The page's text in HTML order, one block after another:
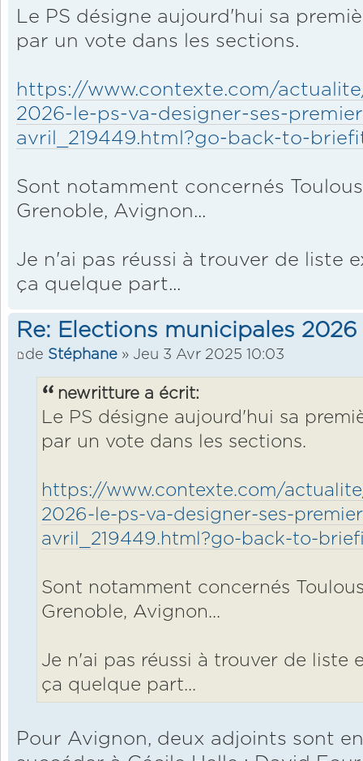
Le PS désigne aujourd'hui sa
par un vote dans les sections.
https://www.contexte.com/
2026-le-ps-va-designer-ses-
avril_219449.html?go-back-to-
Sont notamment concernés
Grenoble, Avignon...
Je n'ai pas réussi à trouver de liste
ça quelque part...
Re: Elections municipales 2026
de Stéphane » Jeu 3 Avr 2025 10:03
newritture a écrit:
Le PS désigne aujourd'hui sa
par un vote dans les sections.
https://www.contexte.com/
2026-le-ps-va-designer-ses-
avril_219449.html?go-back-to-
Sont notamment concernés
Grenoble, Avignon...
Je n'ai pas réussi à trouver de liste
ça quelque part...
Pour Avignon, deux adjoints sont